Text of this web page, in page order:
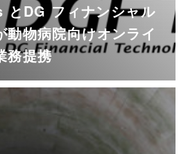
DG フィナンシャル
動物病院向けオンライ
務提携